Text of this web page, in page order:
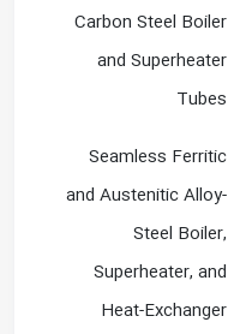
Carbon Steel Boiler
and Superheater
Tubes
Seamless Ferritic
and Austenitic Alloy-
Steel Boiler,
Superheater, and
Heat-Exchanger